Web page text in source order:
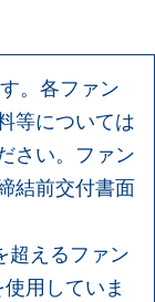
。各ファン
等については
さい。ファン
結前交付書面
超えるファン
用していま